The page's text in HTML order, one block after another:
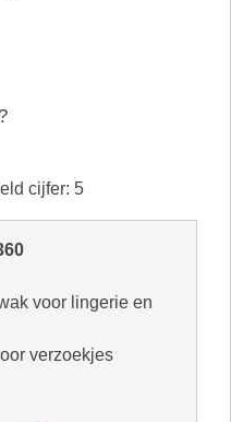
cijfer: 5
voor lingerie en
verzoekjes